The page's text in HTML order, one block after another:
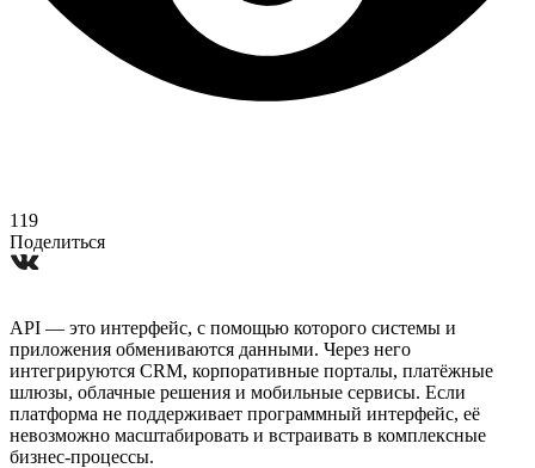
119
Поделиться
API — это интерфейс, с помощью которого системы и
приложения обмениваются данными. Через него
интегрируются CRM, корпоративные порталы, платёжные
шлюзы, облачные решения и мобильные сервисы. Если
платформа не поддерживает программный интерфейс, её
невозможно масштабировать и встраивать в комплексные
бизнес-процессы.